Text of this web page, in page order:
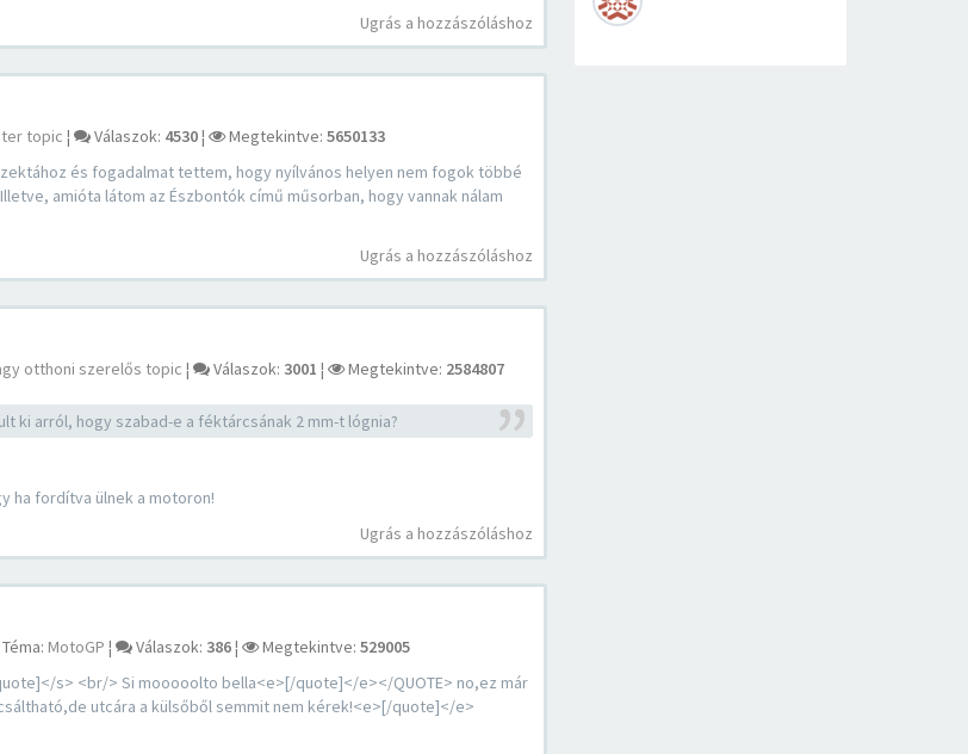
Ugrás a hozzászóláshoz
topic ¦ Válaszok: 4530¦ Megtekintve: 5650133
és fogadalmat tettem, hogy nyílvános helyen nem fogok többé
amióta látom az Észbontók című műsorban, hogy vannak nálam
Ugrás a hozzászóláshoz
otthoni szerelős topic ¦ Válaszok: 3001 ¦ Megtekintve: 2584807
ki arról, hogy szabad-e a féktárcsának 2 mm-t lógnia?
ha fordítva ülnek a motoron!
Ugrás a hozzászóláshoz
Téma: MotoGP ¦ Válaszok: 386¦ Megtekintve: 529005
s> <br/> Si mooooolto bella<e>[/quote]</e></QUOTE> no,ez már
utcára a külsőből semmit nem kérek!<e>[/quote]</e>